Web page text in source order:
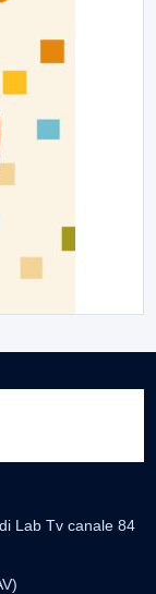
Lab Tv canale 84